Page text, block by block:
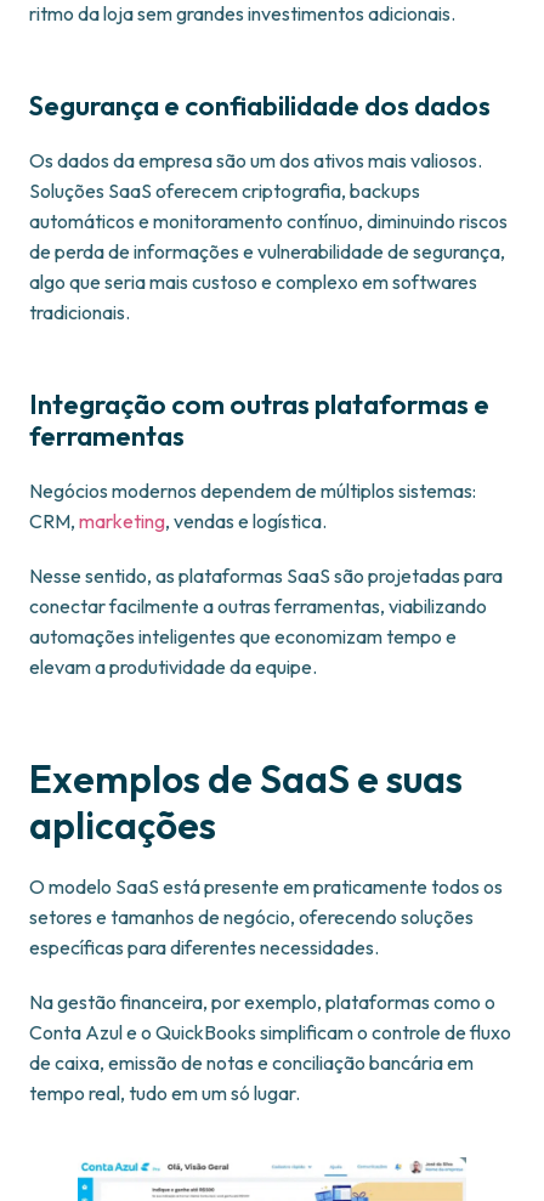
ritmo da loja sem grandes investimentos adicionais.
Segurança e confiabilidade dos dados
Os dados da empresa são um dos ativos mais valiosos.
Soluções SaaS oferecem criptografia, backups
automáticos e monitoramento contínuo, diminuindo riscos
de perda de informações e vulnerabilidade de segurança,
algo que seria mais custoso e complexo em softwares
tradicionais.
Integração com outras plataformas e
ferramentas
Negócios modernos dependem de múltiplos sistemas:
CRM, marketing, vendas e logística.
Nesse sentido, as plataformas SaaS são projetadas para
conectar facilmente a outras ferramentas, viabilizando
automações inteligentes que economizam tempo e
elevam a produtividade da equipe.
Exemplos de SaaS e suas
aplicações
O modelo SaaS está presente em praticamente todos os
setores e tamanhos de negócio, oferecendo soluções
específicas para diferentes necessidades.
Na gestão financeira, por exemplo, plataformas como o
Conta Azul e o QuickBooks simplificam o controle de fluxo
de caixa, emissão de notas e conciliação bancária em
tempo real, tudo em um só lugar.